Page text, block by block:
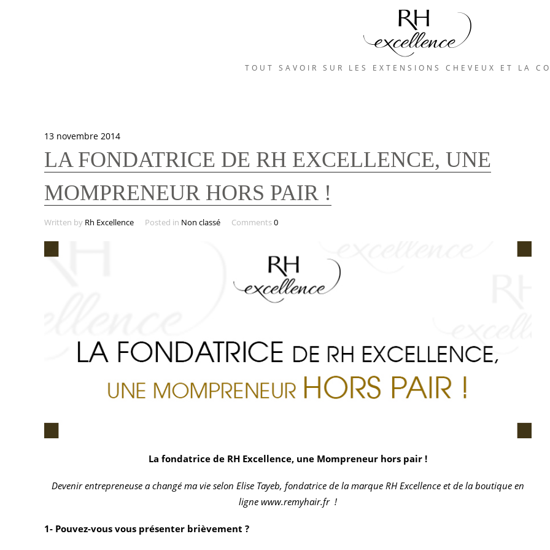
TOUT SAVOIR SUR LES EXTENSIONS CHEVEUX ET LA
13 novembre 2014
LA FONDATRICE DE RH EXCELLENCE, UNE
MOMPRENEUR HORS PAIR !
Written by Rh Excellence Posted in Non classé Comments0
La fondatrice de RH Excellence, une Mompreneur hors pair !
Devenir entrepreneuse a changé ma vie selon Elise Tayeb, fondatrice de la marque RH Excellence et de la boutique en
lignewww.remyhair.fr!
1- Pouvez-vous vous présenter brièvement ?